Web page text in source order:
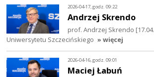
2026-04-17, godz. 09:22
Andrzej Skrendo
prof. Andrzej Skrendo
Uniwersytetu Szczecińskiego » więcej
2026-04-16, godz. 09:01
Maciej Łabuń